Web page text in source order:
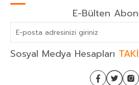
E-Bülten
Sosyal Medya Hesapları